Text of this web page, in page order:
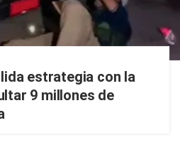
estrategia con la
9 millones de